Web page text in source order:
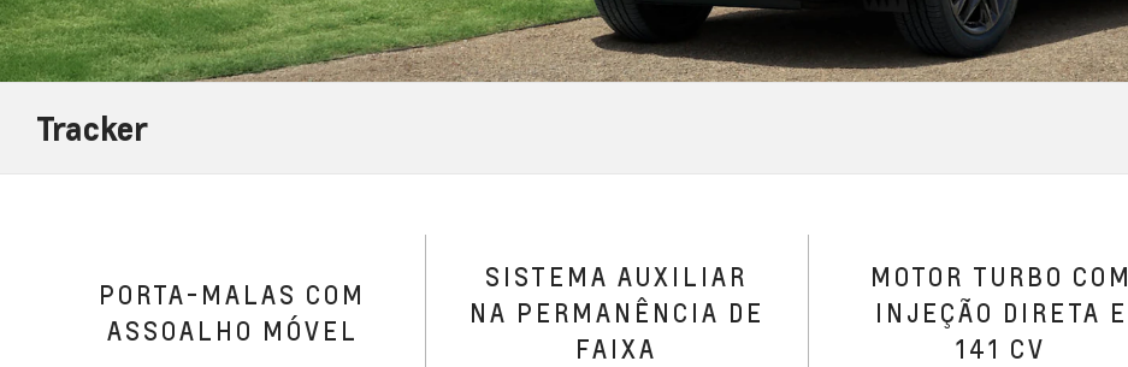
Tracker
PORTA-MALAS COM
ASSOALHO MÓVEL
SISTEMA AUXILIAR
NA PERMANÊNCIA DE
FAIXA
MOTOR TURBO COM
INJEÇÃO DIRETA E
141 CV